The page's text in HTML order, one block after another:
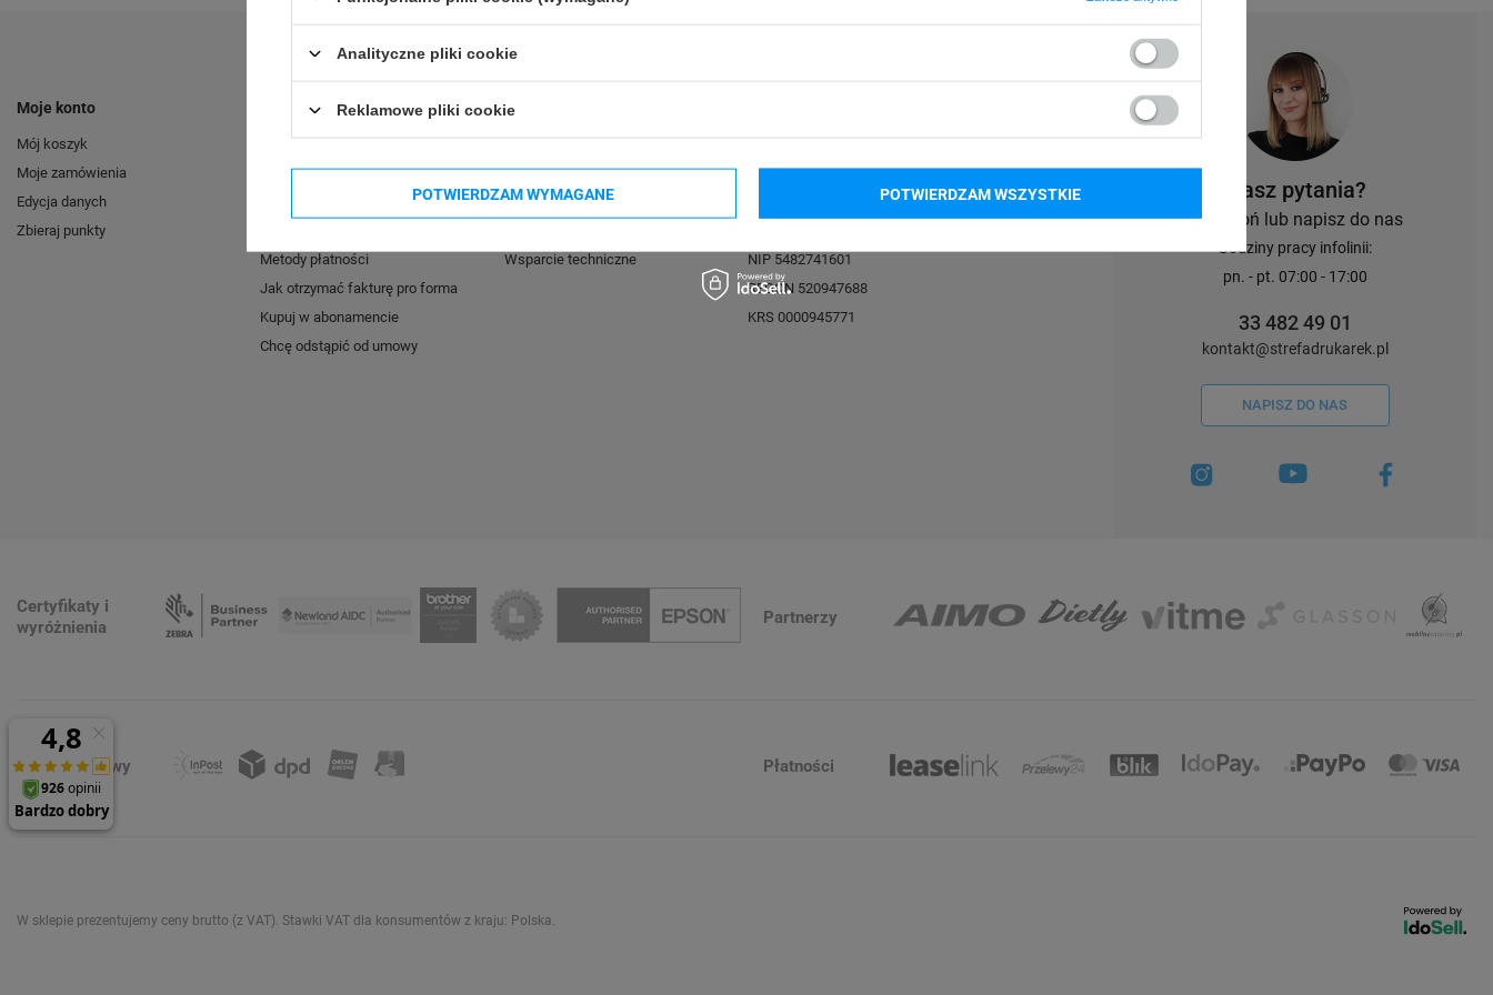
Moje konto
Mój koszyk
Moje zamówienia
Edycja danych
Zbieraj punkty
Zamówienia
Sposób realizacji zamówienia
Metody płatności
Jak otrzymać fakturę pro forma
Kupuj w abonamencie
Chcę odstąpić od umowy
Przydatne linki
Regulamin sklepu
Polityka prywatności
Wsparcie techniczne
43-400 Cieszyn
NIP 5482741601
REGON 520947688
KRS 0000945771
Masz pytania?
Zadzwoń lub napisz do nas
Godziny pracy infolinii:
pn. - pt. 07:00 - 17:00
33 482 49 01
kontakt@strefadrukarek.pl
NAPISZ DO NAS
Certyfikaty i
wyróżnienia
Partnerzy
Formy dostawy Płatności
W sklepie prezentujemy ceny brutto (z VAT). Stawki VAT dla konsumentów z kraju: Polska
Analityczne pliki cookie
Reklamowe pliki cookie
POTWIERDZAM WYMAGANE POTWIERDZAM WSZYSTKIE